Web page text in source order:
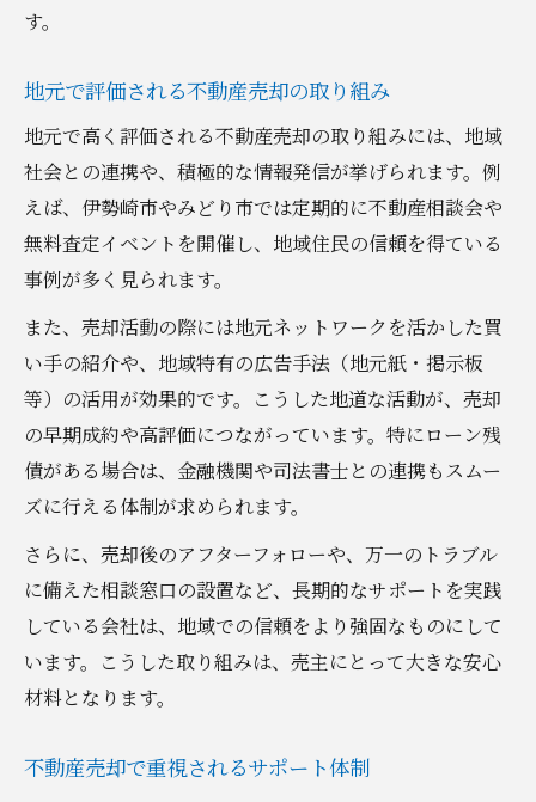
す。
地元で評価される不動産売却の取り組み
地元で高く評価される不動産売却の取り組みには、地域
社会との連携や、積極的な情報発信が挙げられます。例
えば、伊勢崎市やみどり市では定期的に不動産相談会や
無料査定イベントを開催し、地域住民の信頼を得ている
事例が多く見られます。
また、売却活動の際には地元ネットワークを活かした買
い手の紹介や、地域特有の広告手法（地元紙・掲示板
等）の活用が効果的です。こうした地道な活動が、売却
の早期成約や高評価につながっています。特にローン残
債がある場合は、金融機関や司法書士との連携もスムー
ズに行える体制が求められます。
さらに、売却後のアフターフォローや、万一のトラブル
に備えた相談窓口の設置など、長期的なサポートを実践
している会社は、地域での信頼をより強固なものにして
います。こうした取り組みは、売主にとって大きな安心
材料となります。
不動産売却で重視されるサポート体制